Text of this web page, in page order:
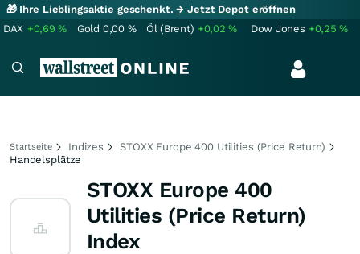
🎁 Ihre Lieblingsaktie geschenkt.→ Jetzt Depot eröffnen
DAX +0,69% Gold 0,00 % Öl (Brent) +0,02% Dow Jones +0,25%
Startseite Indizes
STOXX Europe 400 Utilities (Price Return)
Handelsplätze
STOXX Europe 400
Utilities (Price Return)
Index